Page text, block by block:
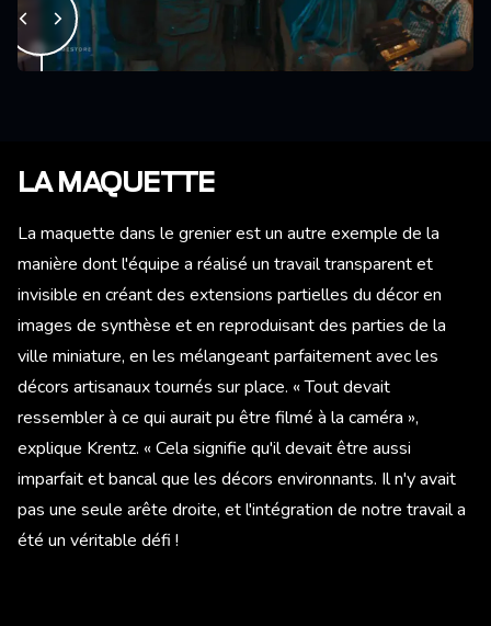
LA MAQUETTE
La maquette dans le grenier est un autre exemple de la
manière dont l'équipe a réalisé un travail transparent et
invisible en créant des extensions partielles du décor en
images de synthèse et en reproduisant des parties de la
ville miniature, en les mélangeant parfaitement avec les
décors artisanaux tournés sur place. « Tout devait
ressembler à ce qui aurait pu être filmé à la caméra »,
explique Krentz. « Cela signifie qu'il devait être aussi
imparfait et bancal que les décors environnants. Il n'y avait
pas une seule arête droite, et l'intégration de notre travail a
été un véritable défi !